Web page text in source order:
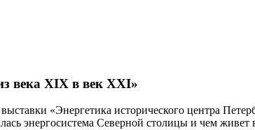
века XIX в век XXI»
«Энергетика исторического центра
энергосистема Северной столицы и чем